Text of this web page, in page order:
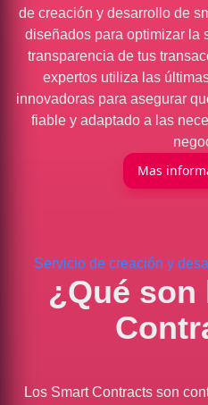
de creación y desarrollo de
diseñados para optimizar la
transparencia de tus
expertos utiliza las
innovadoras para asegurar
fiable y adaptado a las
Mas
Servicio de creación y
¿Qué
Los Smart Contracts son